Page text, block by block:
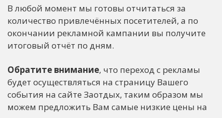
В любой момент мы готовы отчитаться за
количество привлечённых посетителей, а по
окончании рекламной кампании вы получите
итоговый отчёт по дням.
Обратите внимание, что переход с рекламы
будет осуществляться на страницу Вашего
события на сайте Заотдых, таким образом мы
можем предложить Вам самые низкие цены на